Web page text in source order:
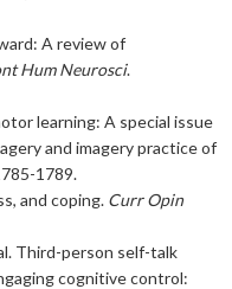
A review of
Hum Neurosci.
learning: A special issue
and imagery practice of
1789.
and coping. Curr Opin
Third-person self-talk
cognitive control: